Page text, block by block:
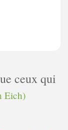
ceux qui
Eich)